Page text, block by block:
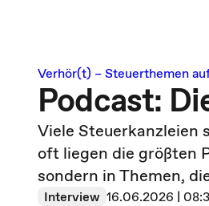
Verhör(t) – Steuerthemen
Podcast:
Viele Steuerkanzleien
oft liegen die größten
sondern in Themen,
Interview 16.06.2026 |